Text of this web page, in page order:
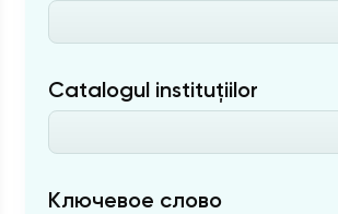
Catalogul instituțiilor
Ключевое слово